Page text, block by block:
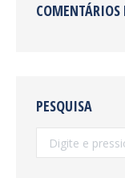
COMENTÁRIOS
PESQUISA
Search: